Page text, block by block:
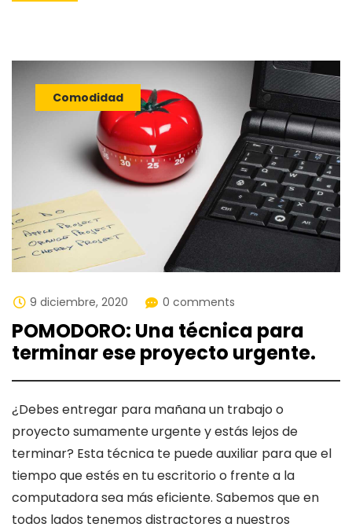
Comodidad
9 diciembre, 2020 0 comments
POMODORO: Una técnica para
terminar ese proyecto urgente.
¿Debes entregar para mañana un trabajo o
proyecto sumamente urgente y estás lejos de
terminar? Esta técnica te puede auxiliar para que el
tiempo que estés en tu escritorio o frente a la
computadora sea más eficiente. Sabemos que en
todos lados tenemos distractores a nuestros